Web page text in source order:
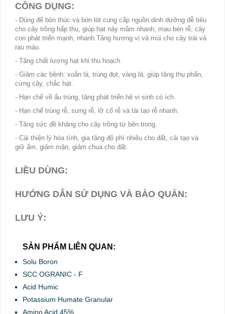
CÔNG DỤNG:
- Dùng để bón thúc và bón lót cung cấp nguồn dinh dưỡng dễ tiêu
cho cây trồng hấp thụ, giúp hạt nảy mầm nhanh, mau bén rễ, cây
con phát triển mạnh, nhanh.Tăng hương vị và mùi cho cây trái và
rau màu.
- Tăng chất lượng hạt khi thu hoạch.
- Giảm các bệnh: xoắn lá, trùng đọt, vàng lá, giúp tăng thụ phấn,
cứng cây, chắc hạt.
- Hạn chế về ấu trùng, tăng phát triển hệ vi sinh có ích.
- Hạn chế trùng rễ, sưng rễ, lỡ cổ rễ và tái tạo rễ nhanh.
- Tăng sức đề kháng cho cây trồng từ bên trong.
- Cải thiện lý hóa tính, gia tăng độ phì nhiêu cho đất, cải tạo và
giữ ẩm, giảm mặn, giảm chua cho đất.
LIỀU DÙNG:
HƯỚNG DẪN SỬ DỤNG VÀ BẢO QUẢN:
LƯU Ý:
SẢN PHẨM LIÊN QUAN:
Solu Boron
SCC OGRANIC - F
Acid Humic
Potassium Humate Granular
Amino Acid 45%